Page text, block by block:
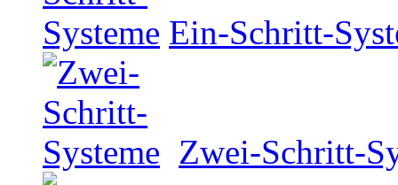
Ein-Schritt-
Zwei-Schritt-